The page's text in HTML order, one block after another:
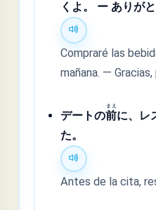
くよ。 ー ありが
Compraré las
mañana. —
デートの前
まえ
に、レ
た。
Antes de la cita,